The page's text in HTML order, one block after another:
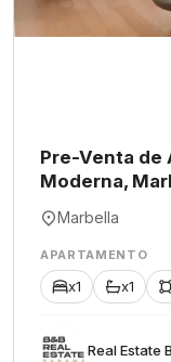
Pre-Venta de
Moderna,
Marbella
APARTAMENTO
x1 x1
Rеаl Еstаtе